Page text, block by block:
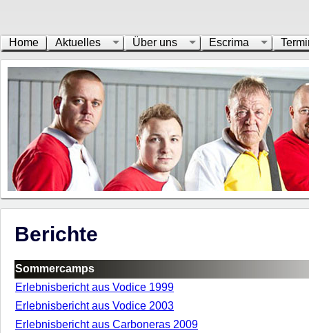
Home Aktuelles Über uns Escrima
Berichte
Sommercamps
Erlebnisbericht aus Vodice 1999
Erlebnisbericht aus Vodice 2003
Erlebnisbericht aus Carboneras 2009